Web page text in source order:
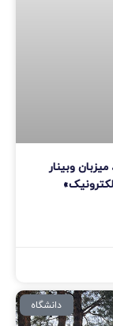
وبینار
دانشگاه